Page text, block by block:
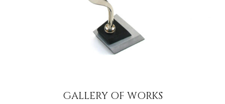
GALLERY OF WORKS